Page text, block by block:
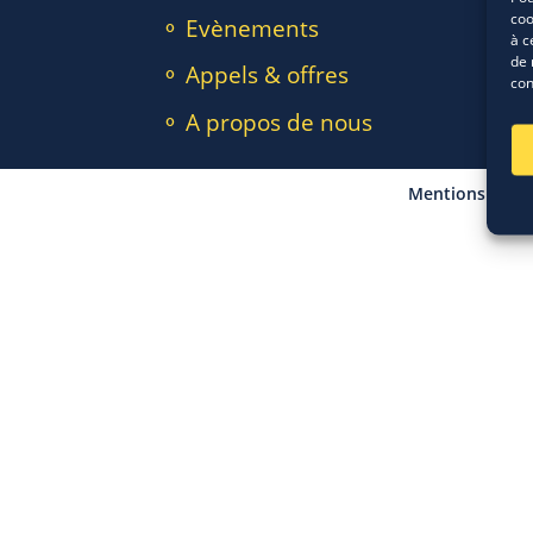
à
de
⚬ Evènements
⚬ Appels & offres
⚬ A propos de nous
Mentions